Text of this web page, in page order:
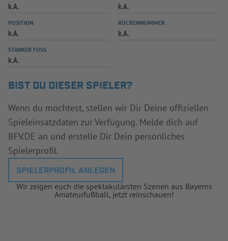
k.A. k.A.
POSITION
k.A.
RÜCKENNUMMER
k.A.
STARKER FUSS
k.A.
BIST DU DIESER SPIELER?
Wenn du möchtest, stellen wir Dir Deine offiziellen
Spieleinsatzdaten zur Verfügung. Melde dich auf
BFV.DE an und erstelle Dir Dein persönliches
Spielerprofil.
SPIELERPROFIL ANLEGEN
Wir zeigen euch die spektakulärsten Szenen aus Bayerns
Amateurfußball, jetzt reinschauen!